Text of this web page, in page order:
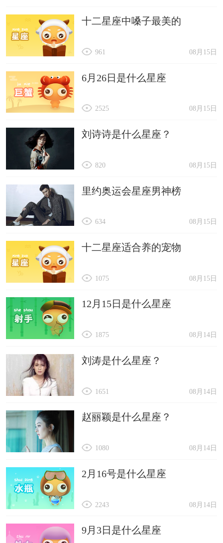
十二星座中嗓子最美的
08月15日
961
6月26日是什么星座
08月15日
2525
刘诗诗是什么星座？
08月15日
820
里约奥运会星座男神榜
08月15日
634
十二星座适合养的宠物
08月15日
1075
12月15日是什么星座
08月14日
1875
刘涛是什么星座？
08月14日
1651
赵丽颖是什么星座？
08月14日
1080
2月16号是什么星座
08月14日
2243
9月3日是什么星座